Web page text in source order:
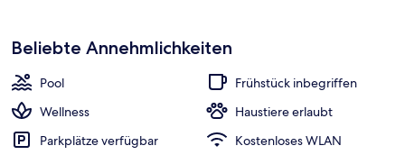
Beliebte Annehmlichkeiten
Pool
Frühstück inbegriffen
Wellness
Haustiere erlaubt
Parkplätze verfügbar
Kostenloses WLAN